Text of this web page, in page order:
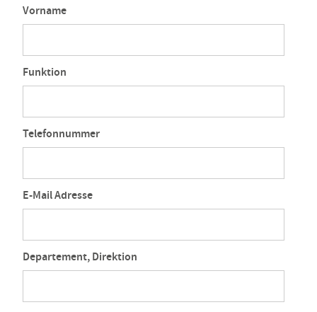
Vorname
Funktion
Telefonnummer
E-Mail Adresse
Departement, Direktion